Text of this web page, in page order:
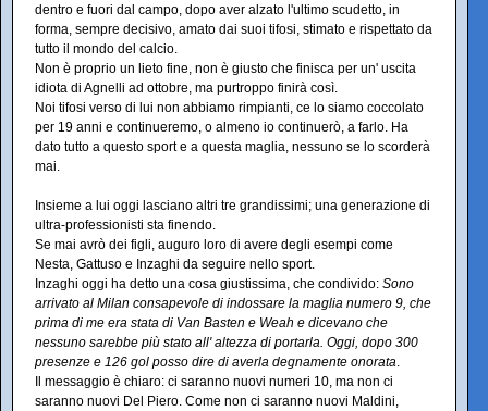
dentro e fuori dal campo, dopo aver alzato l'ultimo scudetto, in
forma, sempre decisivo, amato dai suoi tifosi, stimato e rispettato da
tutto il mondo del calcio.
Non è proprio un lieto fine, non è giusto che finisca per un' uscita
idiota di Agnelli ad ottobre, ma purtroppo finirà così.
Noi tifosi verso di lui non abbiamo rimpianti, ce lo siamo coccolato
per 19 anni e continueremo, o almeno io continuerò, a farlo. Ha
dato tutto a questo sport e a questa maglia, nessuno se lo scorderà
mai.
Insieme a lui oggi lasciano altri tre grandissimi; una generazione di
ultra-professionisti sta finendo.
Se mai avrò dei figli, auguro loro di avere degli esempi come
Nesta, Gattuso e Inzaghi da seguire nello sport.
Inzaghi oggi ha detto una cosa giustissima, che condivido: Sono
arrivato al Milan consapevole di indossare la maglia numero 9, che
prima di me era stata di Van Basten e Weah e dicevano che
nessuno sarebbe più stato all' altezza di portarla. Oggi, dopo 300
presenze e 126 gol posso dire di averla degnamente onorata.
Il messaggio è chiaro: ci saranno nuovi numeri 10, ma non ci
saranno nuovi Del Piero. Come non ci saranno nuovi Maldini,